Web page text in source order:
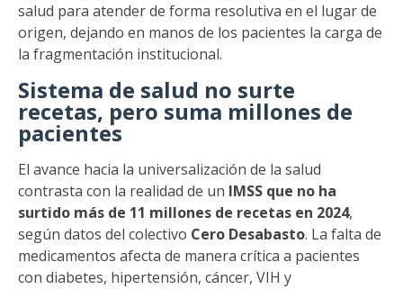
salud para atender de forma resolutiva en el lugar de
origen, dejando en manos de los pacientes la carga de
la fragmentación institucional.
Sistema de salud no surte
recetas, pero suma millones de
pacientes
El avance hacia la universalización de la salud
contrasta con la realidad de un IMSS que no ha
surtido más de 11 millones de recetas en 2024,
según datos del colectivo Cero Desabasto. La falta de
medicamentos afecta de manera crítica a pacientes
con diabetes, hipertensión, cáncer, VIH y